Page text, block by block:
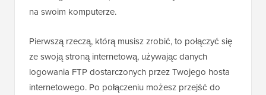
na swoim komputerze.
Pierwszą rzeczą, którą musisz zrobić, to połączyć się
ze swoją stroną internetową, używając danych
logowania FTP dostarczonych przez Twojego hosta
internetowego. Po połączeniu możesz przejść do